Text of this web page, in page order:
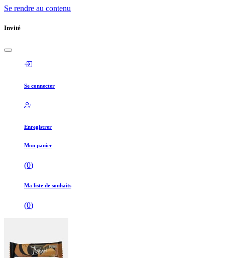
Se rendre au contenu
Invité
Se connecter
Enregistrer
Mon panier
(0)
Ma liste de souhaits
(0)